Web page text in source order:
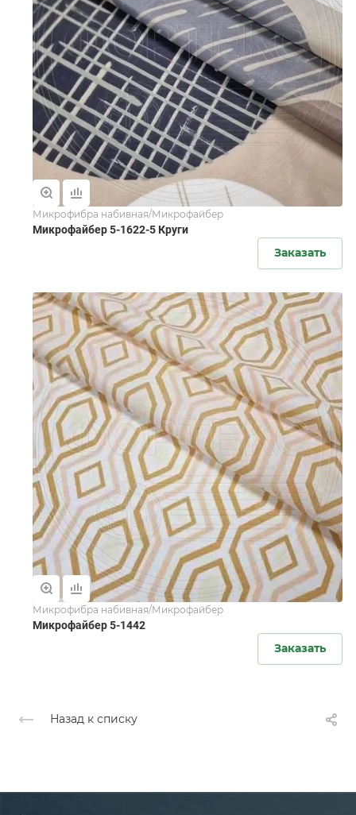
Микрофибра набивная/Микрофайбер
Микрофайбер 5-1622-5 Круги
Заказать
Микрофибра набивная/Микрофайбер
Микрофайбер 5-1442
Заказать
Назад к списку